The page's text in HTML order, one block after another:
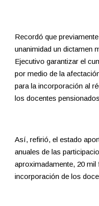
Recordó que
unanimidad un dictamen
Ejecutivo garantizar el
por medio de la
para la incorporación al
los docentes
Así, refirió, el estado
anuales de las
aproximadamente, 20
incorporación de los